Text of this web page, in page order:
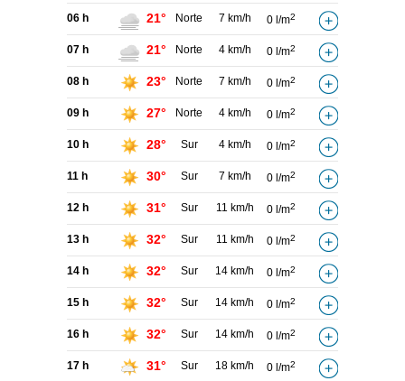
06 h 21° Norte 7 km/h 0 l/m2
07 h 21° Norte 4 km/h 0 l/m2
08 h 23° Norte 7 km/h 0 l/m2
09 h 27° Norte 4 km/h 0 l/m2
10 h 28° Sur 4 km/h 0 l/m2
11 h 30° Sur 7 km/h 0 l/m2
12 h 31° Sur 11 km/h 0 l/m2
13 h 32° Sur 11 km/h 0 l/m2
14 h 32° Sur 14 km/h 0 l/m2
15 h 32° Sur 14 km/h 0 l/m2
16 h 32° Sur 14 km/h 0 l/m2
17 h 31° Sur 18 km/h 0 l/m2